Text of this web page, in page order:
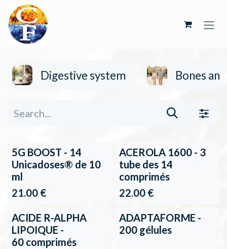
Skip to Content
Digestive system Bones
5G BOOST - 14
Unicadoses® de 10
ml
21.00 €
ACEROLA 1600 - 3
tube des 14
comprimés
22.00€
3+1 gratuit
ACIDE R-ALPHA
LIPOIQUE -
60 comprimés
ADAPTAFORME -
200 gélules